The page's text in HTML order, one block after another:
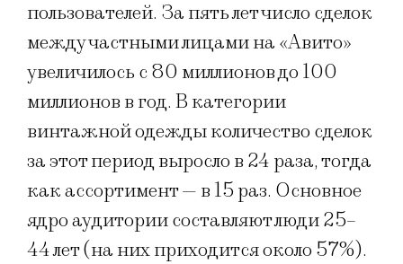
пользователей. За пять лет число сделок
между частными лицами на «Авито»
увеличилось с 80 миллионов до 100
миллионов в год. В категории
винтажной одежды количество сделок
за этот период выросло в 24 раза, тогда
как ассортимент — в 15 раз. Основное
ядро аудитории составляют люди 25–
44 лет (на них приходится около 57%).